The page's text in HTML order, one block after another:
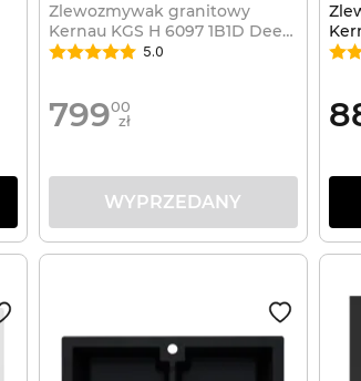
Zlewozmywak granitowy
Kernau KGS H 6097 1B1D Deep
Black
5.0
79900
zł
WYPRZEDANY